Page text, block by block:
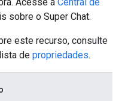
sobre o Super Chat.
este recurso, consulte
de propriedades.